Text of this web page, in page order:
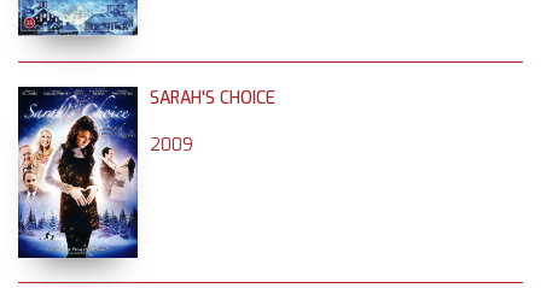
SARAH'S CHOICE
2009